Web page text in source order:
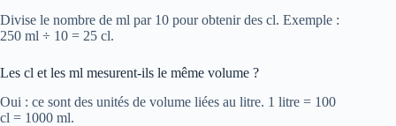
Divise le nombre de ml par 10 pour obtenir des cl. Exemple :
250 ml ÷ 10 = 25 cl.
Les cl et les ml mesurent-ils le même volume ?
Oui : ce sont des unités de volume liées au litre. 1 litre = 100
cl = 1000 ml.